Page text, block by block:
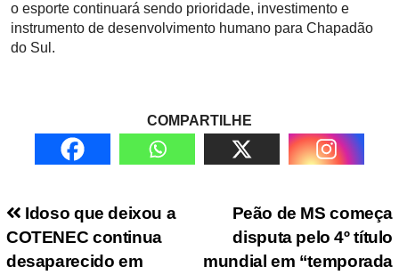
o esporte continuará sendo prioridade, investimento e
instrumento de desenvolvimento humano para Chapadão
do Sul.
COMPARTILHE
Navegação de PostPeão de MS começa
disputa pelo 4º título
mundial em “temporada
Idoso que deixou a
COTENEC continua
desaparecido em